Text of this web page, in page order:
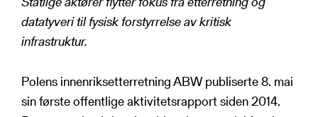
datatyveri til fysisk forstyrrelse av kritisk
infrastruktur.
Polens innenriksetterretning ABW publiserte 8. mai
sin første offentlige aktivitetsrapport siden 2014.